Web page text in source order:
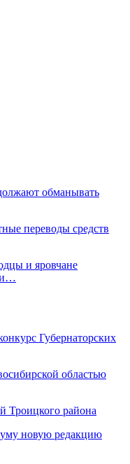
обманывать
переводы средств
и яровчане
и…
Губернаторских
областью
Троицкого района
новую редакцию